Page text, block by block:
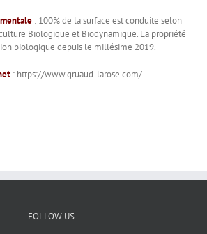
: 100% de la surface est conduite selon
Biologique et Biodynamique. La propriété
biologique depuis le millésime 2019.
: https://www.gruaud-larose.com/
FOLLOW US